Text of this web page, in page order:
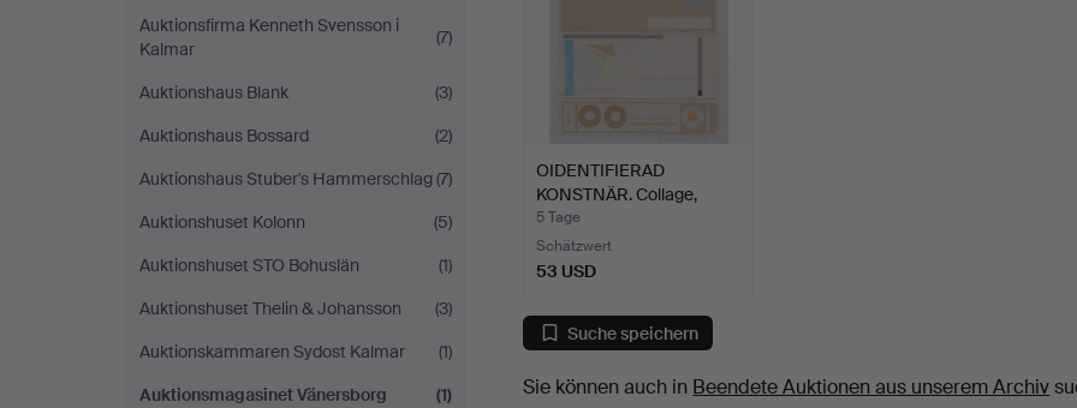
Auktionsfirma Kenneth Svensson i
Kalmar
(7)
Auktionshaus Blank
(3)
Auktionshaus Bossard
(2)
Auktionshaus Stuber's Hammerschlag(7)
Auktionshuset Kolonn
(5)
Auktionshuset STO Bohuslän
(1)
Auktionshuset Thelin & Johansson
(3)
Auktionskammaren Sydost Kalmar
(1)
Auktionsmagasinet Vänersborg
(1)
OIDENTIFIERAD
KONSTNÄR. Collage,
Kompositi…
5 Tage
Schätzwert
53 USD
Suche speichern
Sie können auch in Beendete Auktionen aus unserem Archiv